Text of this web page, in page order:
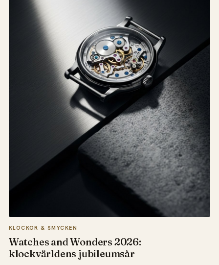
KLOCKOR & SMYCKEN
Watches and Wonders 2026:
klockvärldens jubileumsår